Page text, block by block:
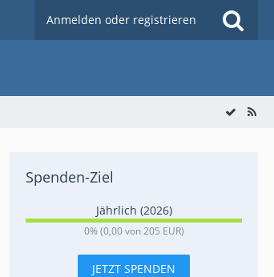
Anmelden oder registrieren
Spenden-Ziel
Jährlich (2026)
0
0% (0,00 von 205 EUR)
JETZT SPENDEN